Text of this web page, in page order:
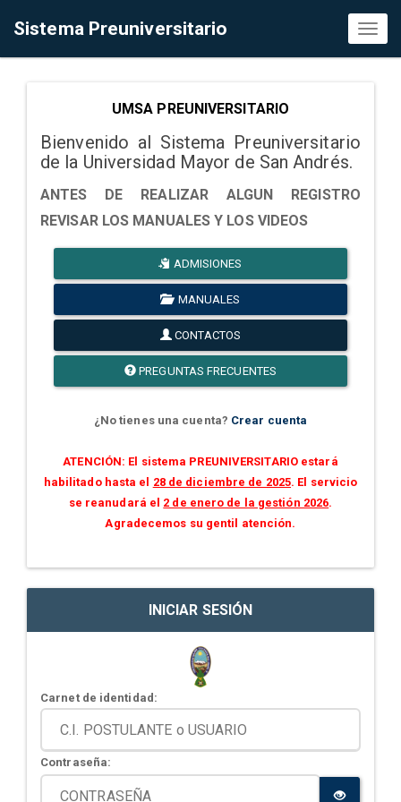
Sistema Preuniversitario
UMSA PREUNIVERSITARIO
Bienvenido al Sistema Preuniversitario
de la Universidad Mayor de San Andrés.
ANTES DE REALIZAR ALGUN REGISTRO
REVISAR LOS MANUALES Y LOS VIDEOS
ADMISIONES
MANUALES
CONTACTOS
PREGUNTAS FRECUENTES
¿No tienes una cuenta? Crear cuenta
ATENCIÓN: El sistema PREUNIVERSITARIO estará
habilitado hasta el 28 de diciembre de 2025. El servicio
se reanudará el 2 de enero de la gestión 2026.
Agradecemos su gentil atención.
INICIAR SESIÓN
Carnet de identidad:
Contraseña: